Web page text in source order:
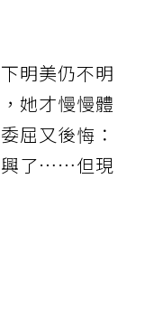
明美仍不明
她才慢慢體
屈又後悔：
興了……但現